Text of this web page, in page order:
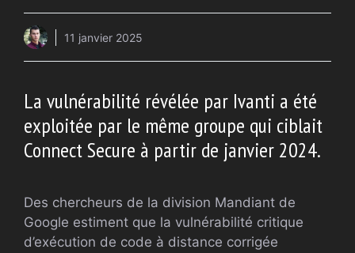
11 janvier 2025
La vulnérabilité révélée par Ivanti a été
exploitée par le même groupe qui ciblait
Connect Secure à partir de janvier 2024.
Des chercheurs de la division Mandiant de
Google estiment que la vulnérabilité critique
d’exécution de code à distance corrigée